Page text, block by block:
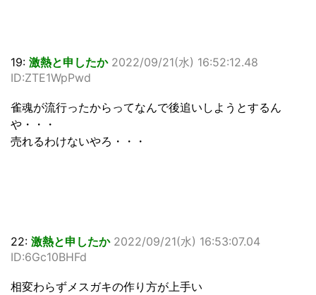
19: 激熱と申したか 2022/09/21(水) 16:52:12.48
ID:ZTE1WpPwd
雀魂が流行ったからってなんで後追いしようとするん
や・・・
売れるわけないやろ・・・
22: 激熱と申したか 2022/09/21(水) 16:53:07.04
ID:6Gc10BHFd
相変わらずメスガキの作り方が上手い